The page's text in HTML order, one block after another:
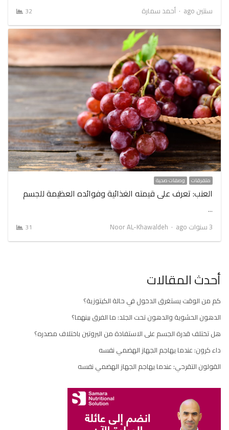
سنتين ago
Author
أحمد سمارة 32
متفرقات وصفات صحية
العنب: تعرف على قيمته الغذائية وفوائده العظيمة للجسم
…
3 سنوات ago
Author
Noor AL-Khawaldeh
31
أحدث المقالات
كم من الوقت يستغرق الدخول في حالة الكيتوزية؟
الدهون الحشوية والدهون تحت الجلد: ما الفرق بينهما؟
هل تختلف قدرة الجسم على الاستفادة من البروتين باختلاف مصدره؟
داء كرون: عندما يهاجم الجهاز الهضمي نفسه
القولون التقرحي: عندما يهاجم الجهاز الهضمي نفسه